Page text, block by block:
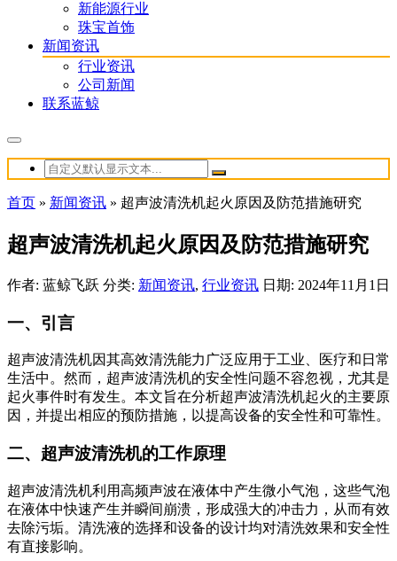
新能源行业
珠宝首饰
新闻资讯
行业资讯
公司新闻
联系蓝鲸
首页 » 新闻资讯 » 超声波清洗机起火原因及防范措施研究
超声波清洗机起火原因及防范措施研究
作者: 蓝鲸飞跃 分类: 新闻资讯, 行业资讯 日期: 2024年11月1日
一、引言
超声波清洗机因其高效清洗能力广泛应用于工业、医疗和日常
生活中。然而，超声波清洗机的安全性问题不容忽视，尤其是
起火事件时有发生。本文旨在分析超声波清洗机起火的主要原
因，并提出相应的预防措施，以提高设备的安全性和可靠性。
二、超声波清洗机的工作原理
超声波清洗机利用高频声波在液体中产生微小气泡，这些气泡
在液体中快速产生并瞬间崩溃，形成强大的冲击力，从而有效
去除污垢。清洗液的选择和设备的设计均对清洗效果和安全性
有直接影响。